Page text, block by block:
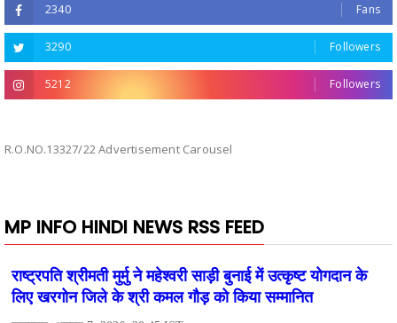
2340 Fans
3290 Followers
5212 Followers
R.O.NO.13327/22 Advertisement Carousel
MP INFO HINDI NEWS RSS FEED